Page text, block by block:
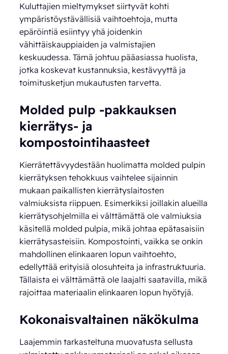
Kuluttajien mieltymykset siirtyvät kohti
ympäristöystävällisiä vaihtoehtoja, mutta
epäröintiä esiintyy yhä joidenkin
vähittäiskauppiaiden ja valmistajien
keskuudessa. Tämä johtuu pääasiassa huolista,
jotka koskevat kustannuksia, kestävyyttä ja
toimitusketjun mukautusten tarvetta.
Molded pulp -pakkauksen
kierrätys- ja
kompostointihaasteet
Kierrätettävyydestään huolimatta molded pulpin
kierrätyksen tehokkuus vaihtelee sijainnin
mukaan paikallisten kierrätyslaitosten
valmiuksista riippuen. Esimerkiksi joillakin alueilla
kierrätysohjelmilla ei välttämättä ole valmiuksia
käsitellä molded pulpia, mikä johtaa epätasaisiin
kierrätysasteisiin. Kompostointi, vaikka se onkin
mahdollinen elinkaaren lopun vaihtoehto,
edellyttää erityisiä olosuhteita ja infrastruktuuria.
Tällaista ei välttämättä ole laajalti saatavilla, mikä
rajoittaa materiaalin elinkaaren lopun hyötyjä.
Kokonaisvaltainen näkökulma
Laajemmin tarkasteltuna muovatusta sellusta